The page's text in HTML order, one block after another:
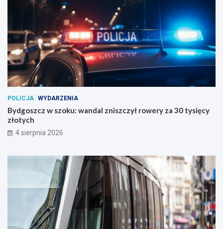
POLICJA WYDARZENIA
Bydgoszcz w szoku: wandal zniszczył rowery za 30 tysięcy
złotych
4 sierpnia 2026